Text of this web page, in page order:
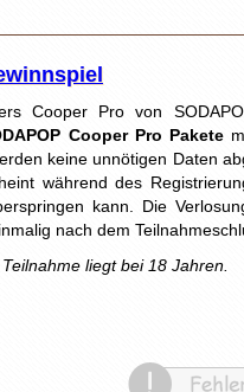
Cooper Pro von
Cooper Pro Pakete
keine unnötigen Daten
während des
kann. Die
nach dem
liegt bei 18 Jahren.